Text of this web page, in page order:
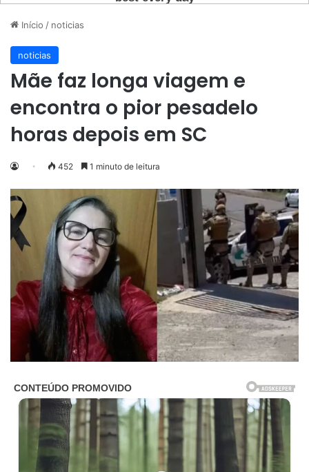
Início / noticias
noticias
Mãe faz longa viagem e
encontra o pior pesadelo
horas depois em SC
452 1 minuto de leitura